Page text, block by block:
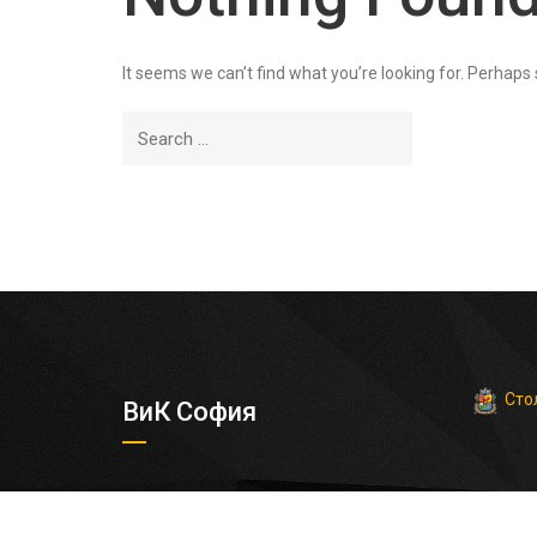
It seems we can’t find what you’re looking for. Perhaps
ВиК София